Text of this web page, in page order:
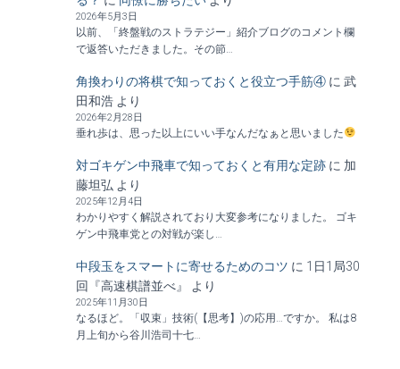
2026年5月3日
以前、「終盤戦のストラテジー」紹介ブログのコメント欄
で返答いただきました。その節…
角換わりの将棋で知っておくと役立つ手筋④ に 武
田和浩 より
2026年2月28日
垂れ歩は、思った以上にいい手なんだなぁと思いました
対ゴキゲン中飛車で知っておくと有用な定跡 に 加
藤坦弘 より
2025年12月4日
わかりやすく解説されており大変参考になりました。 ゴキ
ゲン中飛車党との対戦が楽し…
中段玉をスマートに寄せるためのコツ に 1日1局30
回『高速棋譜並べ』
より
2025年11月30日
なるほど。「収束」技術(【思考】)の応用…ですか。 私は8
月上旬から谷川浩司十七…